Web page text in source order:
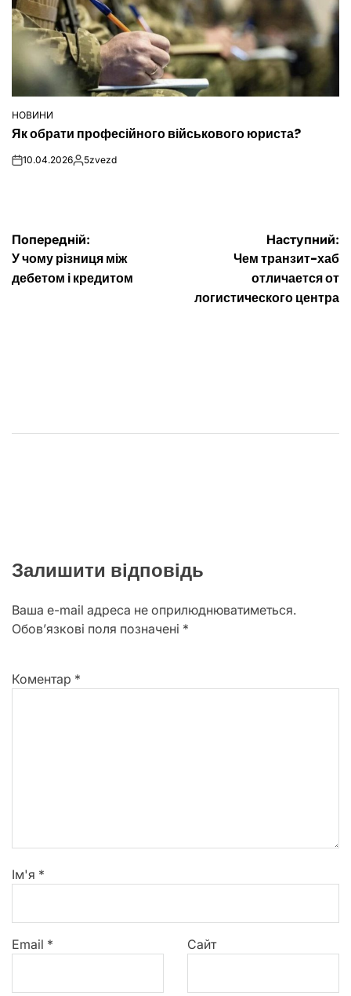
ОПУБЛІКУВАТИ
У
НОВИНИ
Як обрати професійного військового юриста?
on10.04.2026Опубліковано
5zvezd
Навігація
записів
Попередній:
У чому різниця між
дебетом і кредитом
Наступний:
Чем транзит-хаб
отличается от
логистического центра
Залишити відповідь
Ваша e-mail адреса не оприлюднюватиметься.
Обов’язкові поля позначені *
Коментар *
Ім'я *
Email * Сайт